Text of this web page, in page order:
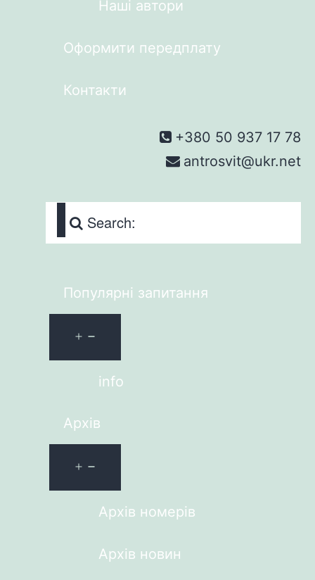
Наші автори
Оформити передплату
Контакти
+380 50 937 17 78
antrosvit@ukr.net
Search:
Популярні запитання
info
Архів
Архів номерів
Архів новин